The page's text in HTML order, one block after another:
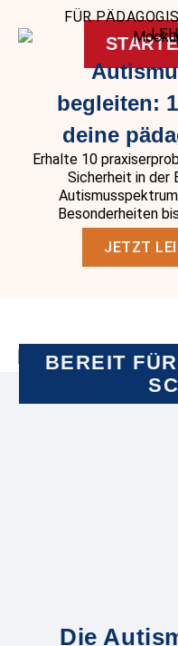
FÜR
begleiten:
deine
Erhalte 10
Sicherheit in der
Besonderheiten
JETZT
BEREIT
Die